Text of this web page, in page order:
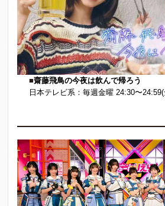
■齋藤飛鳥の今夜は飲んで帰ろう
日本テレビ系：毎週金曜 24:30〜